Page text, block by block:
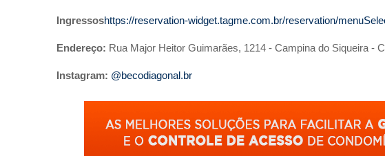
Ingressoshttps://reservation-widget.tagme.com.br/reservation/
Endereço: Rua Major Heitor Guimarães, 1214 - Campina do Siqueira -
Instagram: @becodiagonal.br